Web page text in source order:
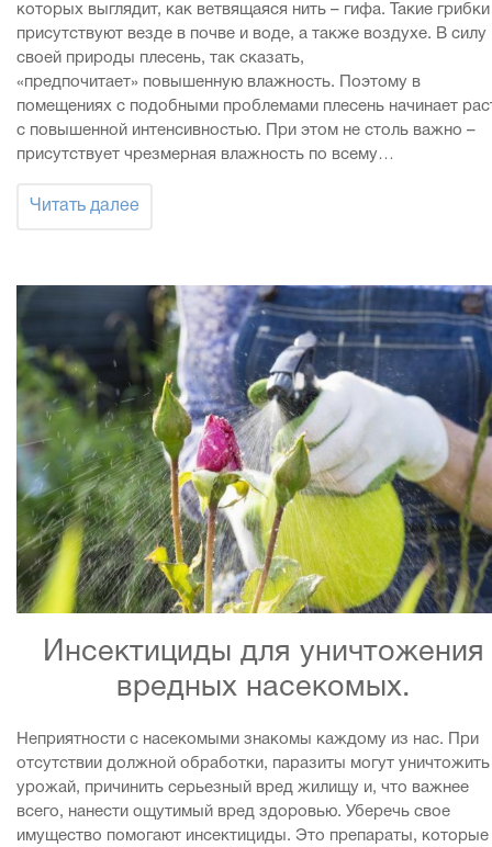
которых выглядит, как ветвящаяся нить – гифа. Такие грибки
присутствуют везде в почве и воде, а также воздухе. В силу
своей природы плесень, так сказать,
«предпочитает» повышенную влажность. Поэтому в
помещениях с подобными проблемами плесень начинает
с повышенной интенсивностью. При этом не столь важно –
присутствует чрезмерная влажность по всему…
Читать далее
Инсектициды для уничтожения
вредных насекомых.
Неприятности с насекомыми знакомы каждому из нас. При
отсутствии должной обработки, паразиты могут уничтожить
урожай, причинить серьезный вред жилищу и, что важнее
всего, нанести ощутимый вред здоровью. Уберечь свое
имущество помогают инсектициды. Это препараты, которые